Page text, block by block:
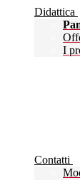
Didattica
I
Contatti